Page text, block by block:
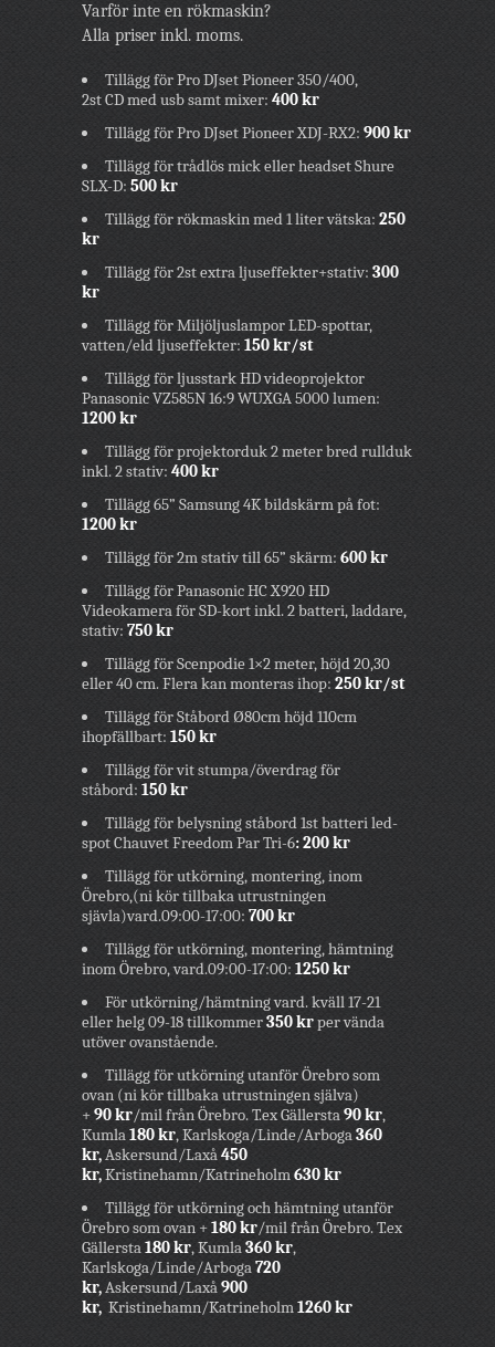
Varför inte en rökmaskin?
Alla priser inkl. moms.
Tillägg för Pro DJset Pioneer 350/400,
2st CD med usb samt mixer: 400kr
Tillägg för Pro DJset Pioneer XDJ-RX2: 900 kr
Tillägg för trådlös mick eller headset Shure
SLX-D: 500 kr
Tillägg för rökmaskin med 1 liter vätska: 250
kr
Tillägg för 2st extra ljuseffekter+stativ: 300
kr
Tillägg för Miljöljuslampor LED-spottar,
vatten/eld ljuseffekter: 150 kr/st
Tillägg för ljusstark HD videoprojektor
Panasonic VZ585N 16:9 WUXGA 5000 lumen:
1200 kr
Tillägg för projektorduk 2 meter bred rullduk
inkl. 2 stativ: 400 kr
Tillägg 65” Samsung 4K bildskärm på fot:
1200 kr
Tillägg för 2m stativ till 65” skärm: 600 kr
Tillägg för Panasonic HC X920 HD
Videokamera för SD-kort inkl. 2 batteri, laddare,
stativ: 750 kr
Tillägg för Scenpodie 1×2 meter, höjd 20,30
eller 40 cm. Flera kan monteras ihop: 250 kr/st
Tillägg för Ståbord Ø80cm höjd 110cm
ihopfällbart: 150 kr
Tillägg för vit stumpa/överdrag för
ståbord: 150 kr
Tillägg för belysning ståbord 1st batteri led-
spot Chauvet Freedom Par Tri-6:200 kr
Tillägg för utkörning, montering, inom
Örebro,(ni kör tillbaka utrustningen
sjävla)vard.09:00-17:00: 700kr
Tillägg för utkörning, montering, hämtning
inom Örebro, vard.09:00-17:00: 1250kr
För utkörning/hämtning vard. kväll 17-21
eller helg 09-18 tillkommer350 krper vända
utöver ovanstående.
Tillägg för utkörning utanför Örebro som
ovan (ni kör tillbaka utrustningen själva)
+90 kr/mil från Örebro. T.ex Gällersta90kr,
Kumla180 kr, Karlskoga/Linde/Arboga360
kr,Askersund/Laxå450
kr,Kristinehamn/Katrineholm630 kr
Tillägg för utkörning och hämtning utanför
Örebro som ovan +180 kr/mil från Örebro. T.ex
Gällersta180kr, Kumla360 kr,
Karlskoga/Linde/Arboga720
kr,Askersund/Laxå900
kr, Kristinehamn/Katrineholm1260 kr